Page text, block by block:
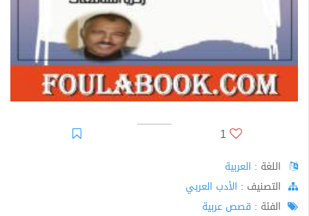
1
اللغة : العربية
اﻟﺘﺼﻨﻴﻒ : الأدب العربي
الفئة : قصص عربية